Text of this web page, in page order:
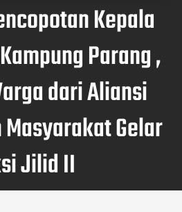
Kepala
Parang ,
dari Aliansi
Gelar
Jilid II